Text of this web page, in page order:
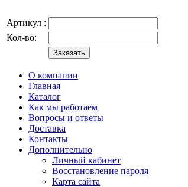
Артикул :
Кол-во:
О компании
Главная
Каталог
Как мы работаем
Вопросы и ответы
Доставка
Контакты
Дополнительно
Личный кабинет
Восстановление пароля
Карта сайта